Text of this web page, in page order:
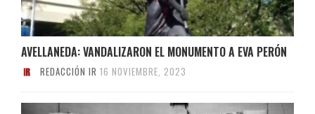
AVELLANEDA: VANDALIZARON EL MONUMENTO A EVA PERÓN
REDACCIÓN IR 16 NOVIEMBRE, 2023